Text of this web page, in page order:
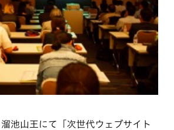
池山王にて「次世代ウェブサイト